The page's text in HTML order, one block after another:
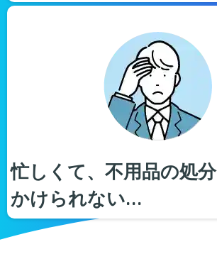
忙しくて、不用品の処
かけられない…